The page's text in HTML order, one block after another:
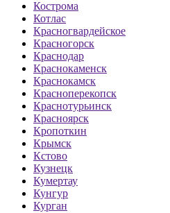
Кострома
Котлас
Красногвардейское
Красногорск
Краснодар
Краснокаменск
Краснокамск
Красноперекопск
Краснотурьинск
Красноярск
Кропоткин
Крымск
Кстово
Кузнецк
Кумертау
Кунгур
Курган